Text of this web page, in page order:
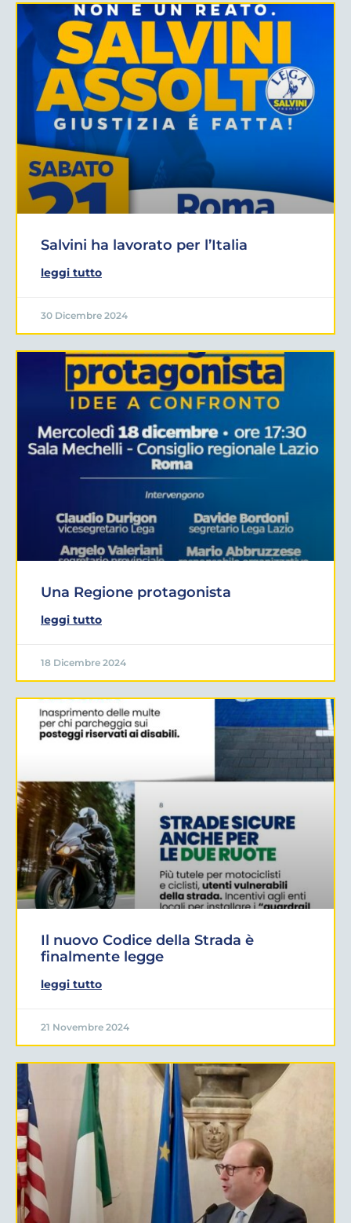
Salvini ha lavorato per l’Italia
leggi tutto
30 Dicembre 2024
Una Regione protagonista
leggi tutto
18 Dicembre 2024
Il nuovo Codice della Strada è
finalmente legge
leggi tutto
21 Novembre 2024